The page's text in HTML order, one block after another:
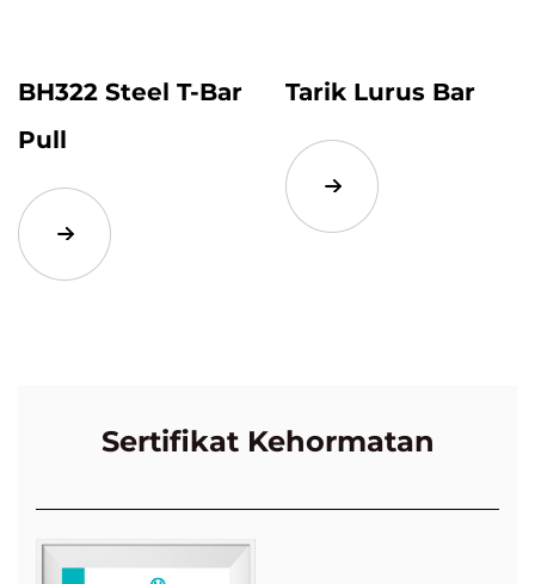
BH322 Steel T-Bar
Pull
Tarik Lurus Bar
Sertifikat Kehormatan